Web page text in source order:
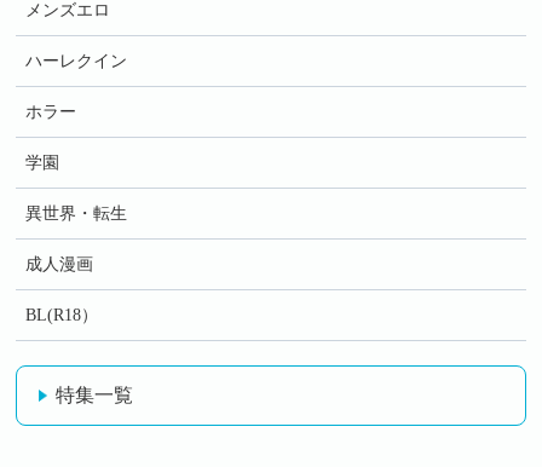
メンズエロ
ハーレクイン
ホラー
学園
異世界・転生
成人漫画
BL(R18）
特集一覧